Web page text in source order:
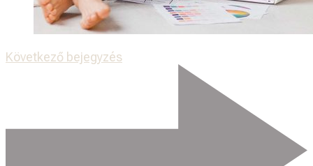
Következő bejegyzés